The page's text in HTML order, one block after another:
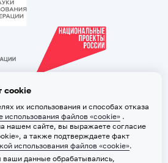
cookie
их использования и способах отказа
использования файлов «cookie» .
нашем сайте, вы выражаете согласие
а также подтверждаете факт
использования файлов «cookie».
ваши данные обрабатывались,